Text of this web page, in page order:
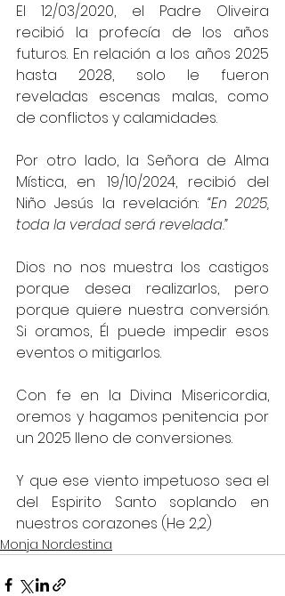
El 12/03/2020, el Padre Oliveira
recibió la profecía de los años
futuros. En relación a los años 2025
hasta 2028, solo le fueron
reveladas escenas malas, como
de conflictos y calamidades.
Por otro lado, la Señora de Alma
Mística, en 19/10/2024, recibió del
Niño Jesús la revelación: “En 2025,
toda la verdad será revelada.”
Dios no nos muestra los castigos
porque desea realizarlos, pero
porque quiere nuestra conversión.
Si oramos, Él puede impedir esos
eventos o mitigarlos.
Con fe en la Divina Misericordia,
oremos y hagamos penitencia por
un 2025 lleno de conversiones.
Y que ese viento impetuoso sea el
del Espirito Santo soplando en
nuestros corazones (He 2,2)
Monja Nordestina